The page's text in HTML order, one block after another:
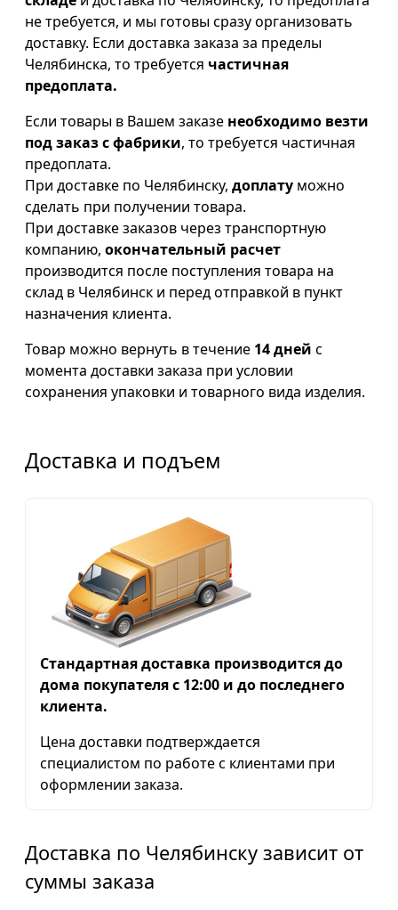
не требуется, и мы готовы сразу организовать
доставку. Если доставка заказа за пределы
Челябинска, то требуется частичная
предоплата.
Если товары в Вашем заказе необходимо везти
под заказ с фабрики, то требуется частичная
предоплата.
При доставке по Челябинску, доплату можно
сделать при получении товара.
При доставке заказов через транспортную
компанию, окончательный расчет
производится после поступления товара на
склад в Челябинск и перед отправкой в пункт
назначения клиента.
Товар можно вернуть в течение 14 дней с
момента доставки заказа при условии
сохранения упаковки и товарного вида изделия.
Доставка и подъем
Стандартная доставка производится до
дома покупателя с 12:00 и до последнего
клиента.
Цена доставки подтверждается
специалистом по работе с клиентами при
оформлении заказа.
Доставка по Челябинску зависит от
суммы заказа